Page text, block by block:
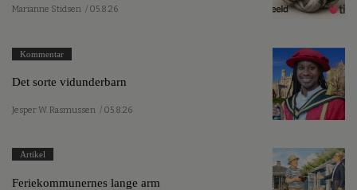
Marianne Stidsen / 05.8.26
Kommentar
Det sorte vidunderbarn
Jesper W. Rasmussen / 05.8.26
Artikel
Feriekommunernes lange arm